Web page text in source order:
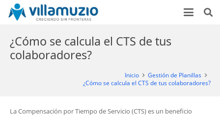
¿Cómo se calcula el CTS de tus
colaboradores?
Inicio
Gestión de Planillas
¿Cómo se calcula el CTS de tus colaboradores?
La Compensación por Tiempo de Servicio (CTS) es un beneficio